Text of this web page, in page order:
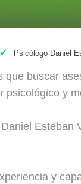
Psicólogo Daniel
buscar
y
y